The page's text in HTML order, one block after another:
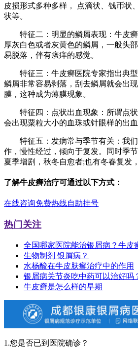
皮损形式多种多样， 点滴状、钱币状
状等。
特征二：明显的鳞屑表现：牛皮癣
厚灰白色或者灰黄色的鳞屑，一般头
易脱落，伴有瘙痒的感觉。
特征三：牛皮癣医院专家指出典型
鳞屑非常容易剥落，刮去鳞屑就会出
膜，这种成为薄膜现象。
特征四：点状出血现象：所谓点状
会出现粟粒大小的血珠或针眼样的出血
特征五：发病常与季节有关：我们
作，慢性经过，倾向于复发。同时季
夏季增剧，秋冬自愈者;也有冬春复发
了解牛皮癣治疗可通过以下方式：
在线咨询免费热线自助挂号
热门关注
全国哪家医院能治银屑病？牛皮
生物制剂 银屑病？
水杨酸在牛皮肤癣治疗中的作用
银屑病关节炎吃中药可以治好吗
牛皮癣是怎么样的早期
1.您是否已到医院确诊？